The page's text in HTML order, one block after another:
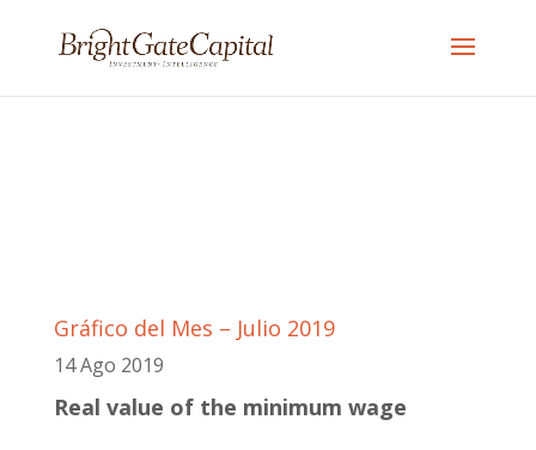
Gráfico del Mes – Julio 2019
14 Ago 2019
Real value of the minimum wage